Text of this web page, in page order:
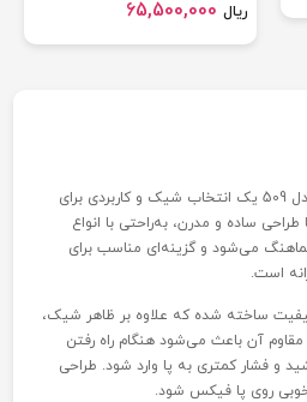
65,500,000 ریال
کفش اسپرت زنانه چرم طبیعی مدل 509 یک انتخاب شیک و کاربردی برای
ساده و مدرن، به‌راحتی با انواع
می‌شود و گزینه‌ای مناسب برای
است.
ساخته شده که علاوه بر ظاهر شیک،
مقاوم آن باعث می‌شود هنگام راه رفتن
و فشار کمتری به پا وارد شود. طراحی
روی پا فیکس شود.